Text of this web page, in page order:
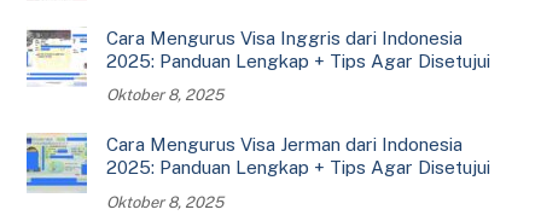
Cara Mengurus Visa Inggris dari Indonesia
2025: Panduan Lengkap + Tips Agar Disetujui
Oktober 8, 2025
Cara Mengurus Visa Jerman dari Indonesia
2025: Panduan Lengkap + Tips Agar Disetujui
Oktober 8, 2025